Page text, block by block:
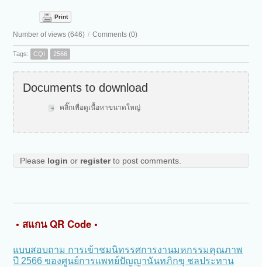
Print
Number of views (646) / Comments (0)
Tags: CQI 2566
Documents to download
คลิ๊กเพื่อดูเนื้อหาขนาดใหญ่
Please login or registerto post comments.
• สแกน QR Code •
แบบสอบถาม การเข้าชมนิทรรศการงานมหกรรมคุณภาพ
ปี 2566 ของศูนย์การแพทย์ปัญญานันทภิกขุ ชลประทาน